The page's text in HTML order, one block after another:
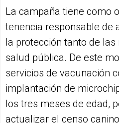
La campaña tiene como
tenencia responsable de
la protección tanto de
salud pública. De este
servicios de vacunación
implantación de
los tres meses de edad,
actualizar el censo